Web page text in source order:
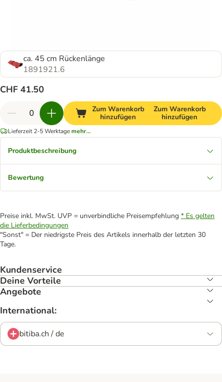
ca. 45 cm Rückenlänge
1891921.6
CHF 41.50
Zum Warenkorb
hinzufügen
Zum Warenkorb
hinzufügen
Lieferzeit 2-5 Werktagemehr...
Produktbeschreibung
Bewertung
Preise inkl. MwSt. UVP = unverbindliche Preisempfehlung * Es gelten
die Lieferbedingungen
"Sonst" = Der niedrigste Preis des Artikels innerhalb der letzten 30
Tage.
Kundenservice
Deine Vorteile
Angebote
International:
bitiba.ch / de